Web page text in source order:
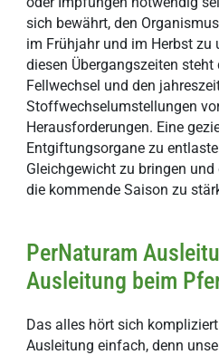
sich bewährt, den
im Frühjahr und im Herbst zu
diesen Übergangszeiten steht
Fellwechsel und den
Stoffwechselumstellungen
Herausforderungen. Eine
Entgiftungsorgane zu
Gleichgewicht zu bringen
die kommende Saison zu
PerNaturam
Ausleitung beim
Das alles hört sich
Ausleitung einfach, denn